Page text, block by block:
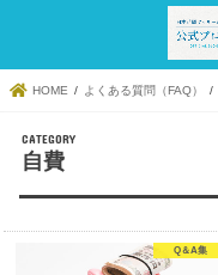
HOME よくある質問（FAQ）
自費
Q＆A集